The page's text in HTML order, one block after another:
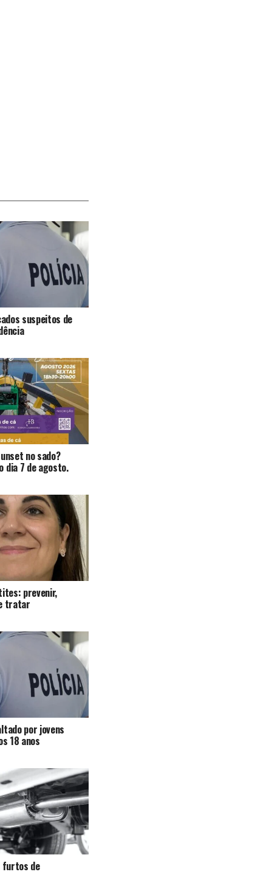
suspeitos de
no sado?
dia 7 de agosto.
prevenir,
tratar
por jovens
18 anos
furtos de